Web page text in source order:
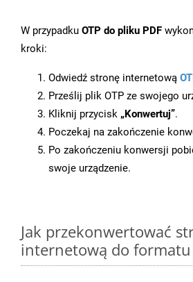
W przypadku OTP do pliku PDF
kroki:
Odwiedź stronę internetową
Prześlij plik OTP ze swojego
Kliknij przycisk „Konwertuj”.
Poczekaj na zakończenie
Po zakończeniu konwersji
swoje urządzenie.
Jak przekonwertować
internetową do formatu